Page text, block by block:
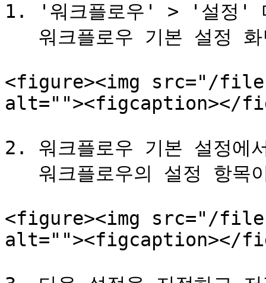
1. '워크플로우' > '설정'
<figure><img src="/files/
alt=""><figcaption></
2. 워크플로우 기본 설정에
<figure><img src="/files/
alt=""><figcaption></